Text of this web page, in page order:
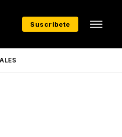
Suscríbete